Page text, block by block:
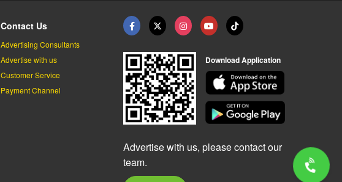
Contact Us
Advertising Consultants
Advertise with us
Customer Service
Payment Channel
Download Application
Advertise with us, please contact our
team.